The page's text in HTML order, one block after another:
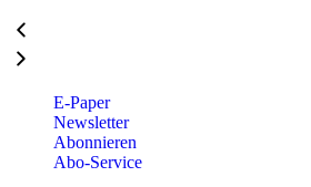
E-Paper
Newsletter
Abonnieren
Abo-Service